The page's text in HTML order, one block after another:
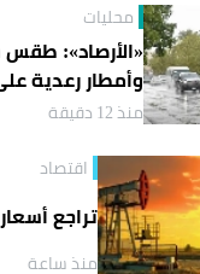
محليات
«الأرصاد»: طقس
وأمطار رعدية
منذ 12 دقيقة
اقتصاد
تراجع أسعار
منذ ساعة